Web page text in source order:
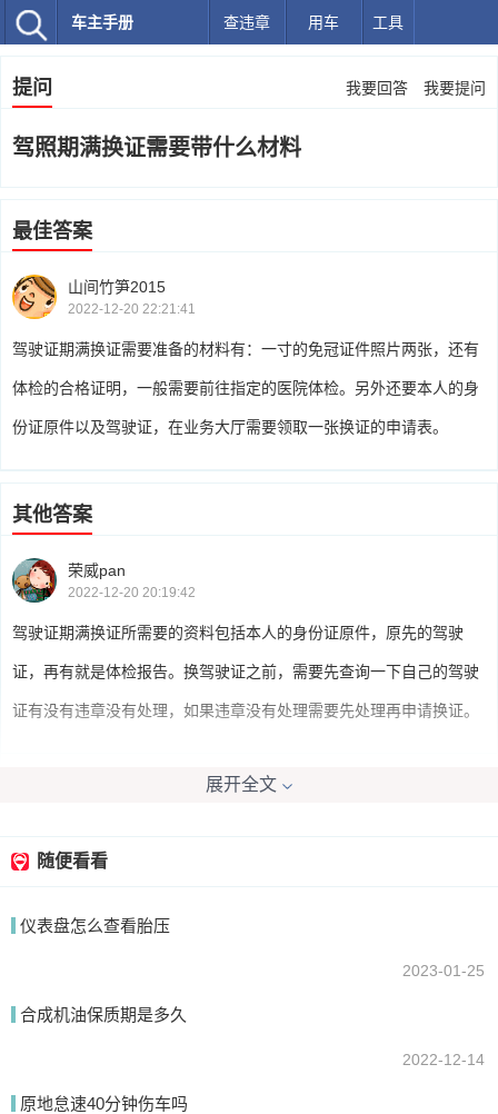
车主手册 查违章 用车 工具
提问 我要回答 我要提问
驾照期满换证需要带什么材料
最佳答案
山间竹笋2015
2022-12-20 22:21:41
驾驶证期满换证需要准备的材料有：一寸的免冠证件照片两张，还有
体检的合格证明，一般需要前往指定的医院体检。另外还要本人的身
份证原件以及驾驶证，在业务大厅需要领取一张换证的申请表。
其他答案
荣威pan
2022-12-20 20:19:42
驾驶证期满换证所需要的资料包括本人的身份证原件，原先的驾驶
证，再有就是体检报告。换驾驶证之前，需要先查询一下自己的驾驶
证有没有违章没有处理，如果违章没有处理需要先处理再申请换证。
驾驶证期满换证需要以下手续：机动车驾驶人的本人身份证明、机动
关身体条件的证明材料。
我要回答
展开全文
随便看看
仪表盘怎么查看胎压
2023-01-25
合成机油保质期是多久
2022-12-14
原地怠速40分钟伤车吗